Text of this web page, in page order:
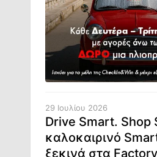
29 Ιουλίου 2026
Drive Smart. Shop
καλοκαιρινό
ξεκινά στα